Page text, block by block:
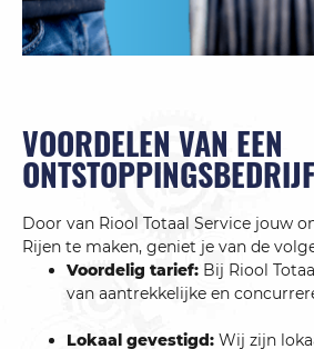
VOORDELEN VAN EEN
Door van Riool Totaal Service jouw
Rijen te maken, geniet je van de
Voordelig tarief: Bij Riool
van aantrekkelijke en
Lokaal gevestigd: Wij zijn